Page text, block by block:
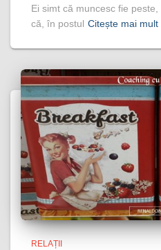
Ei simt că muncesc fie
că, în postul Citește mai mult
RELAȚII